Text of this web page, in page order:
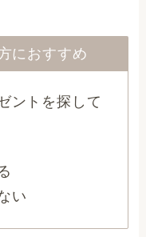
におすすめ
ントを探して
い